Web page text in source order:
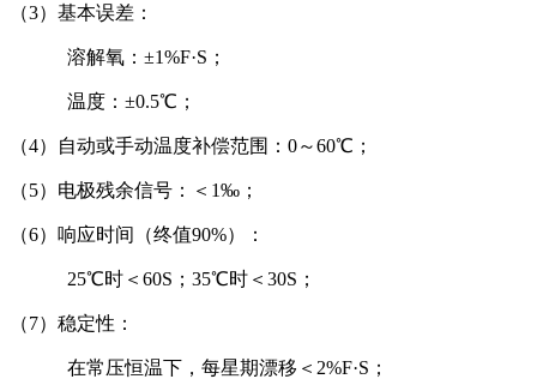
（3）基本误差：
溶解氧：±1%F·S；
温度：±0.5℃；
（4）自动或手动温度补偿范围：0～60℃；
（5）电极残余信号：＜1‰；
（6）响应时间（终值90%）：
25℃时＜60S；35℃时＜30S；
（7）稳定性：
在常压恒温下，每星期漂移＜2%F·S；